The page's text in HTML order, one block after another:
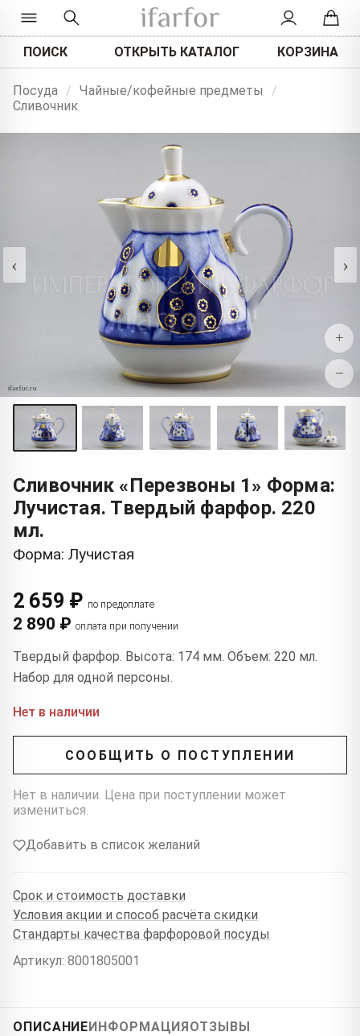
ПОИСК ОТКРЫТЬ КАТАЛОГ КОРЗИНА
Посуда / Чайные/кофейные предметы
/
Сливочник
‹ ›
+
−
Сливочник «Перезвоны 1» Форма:
Лучистая. Твердый фарфор. 220
мл.
Форма: Лучистая
2 659 ₽ по предоплате
2 890 ₽ оплата при получении
Твердый фарфор. Высота: 174 мм. Объем: 220 мл.
Набор для одной персоны.
Нет в наличии
СООБЩИТЬ О ПОСТУПЛЕНИИ
Нет в наличии. Цена при поступлении может
измениться.
Добавить в список желаний
Срок и стоимость доставки
Условия акции и способ расчёта скидки
Стандарты качества фарфоровой посуды
Артикул: 8001805001
ОПИСАНИЕ ИНФОРМАЦИЯ ОТЗЫВЫ